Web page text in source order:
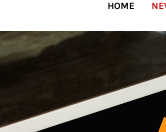
24h/
We offer support for our
customers
HOME